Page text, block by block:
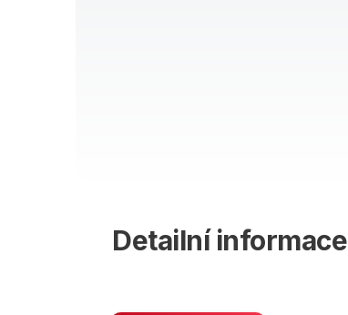
Detailní informace